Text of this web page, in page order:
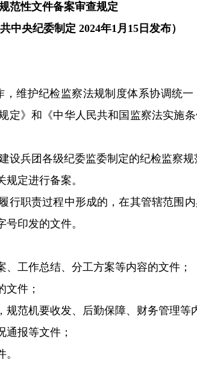
范性文件备案审查规定
央纪委制定 2024年1月15日发布）
护纪检监察法规制度体系协调统一
》和《中华人民共和国监察法实施
兵团各级纪委监委制定的纪检监察规
定进行备案。
职责过程中形成的，在其管辖范围内
印发的文件。
工作总结、分工方案等内容的文件；
件；
机要收发、后勤保障、财务管理等
报等文件；